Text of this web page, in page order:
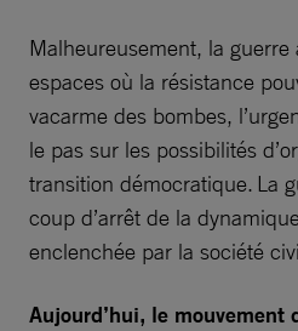
Malheureusement, la
espaces où la résistance
vacarme des bombes,
le pas sur les possibilités
transition démocratique. La
coup d’arrêt de la
enclenchée par la société
Aujourd’hui, le mouvement